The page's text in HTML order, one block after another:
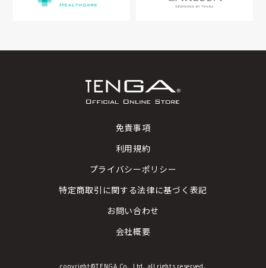
免責事項
利用規約
プライバシーポリシー
特定商取引に関する法律に基づく表記
お問い合わせ
会社概要
copyright©TENGA Co., Ltd. all rights reserved.